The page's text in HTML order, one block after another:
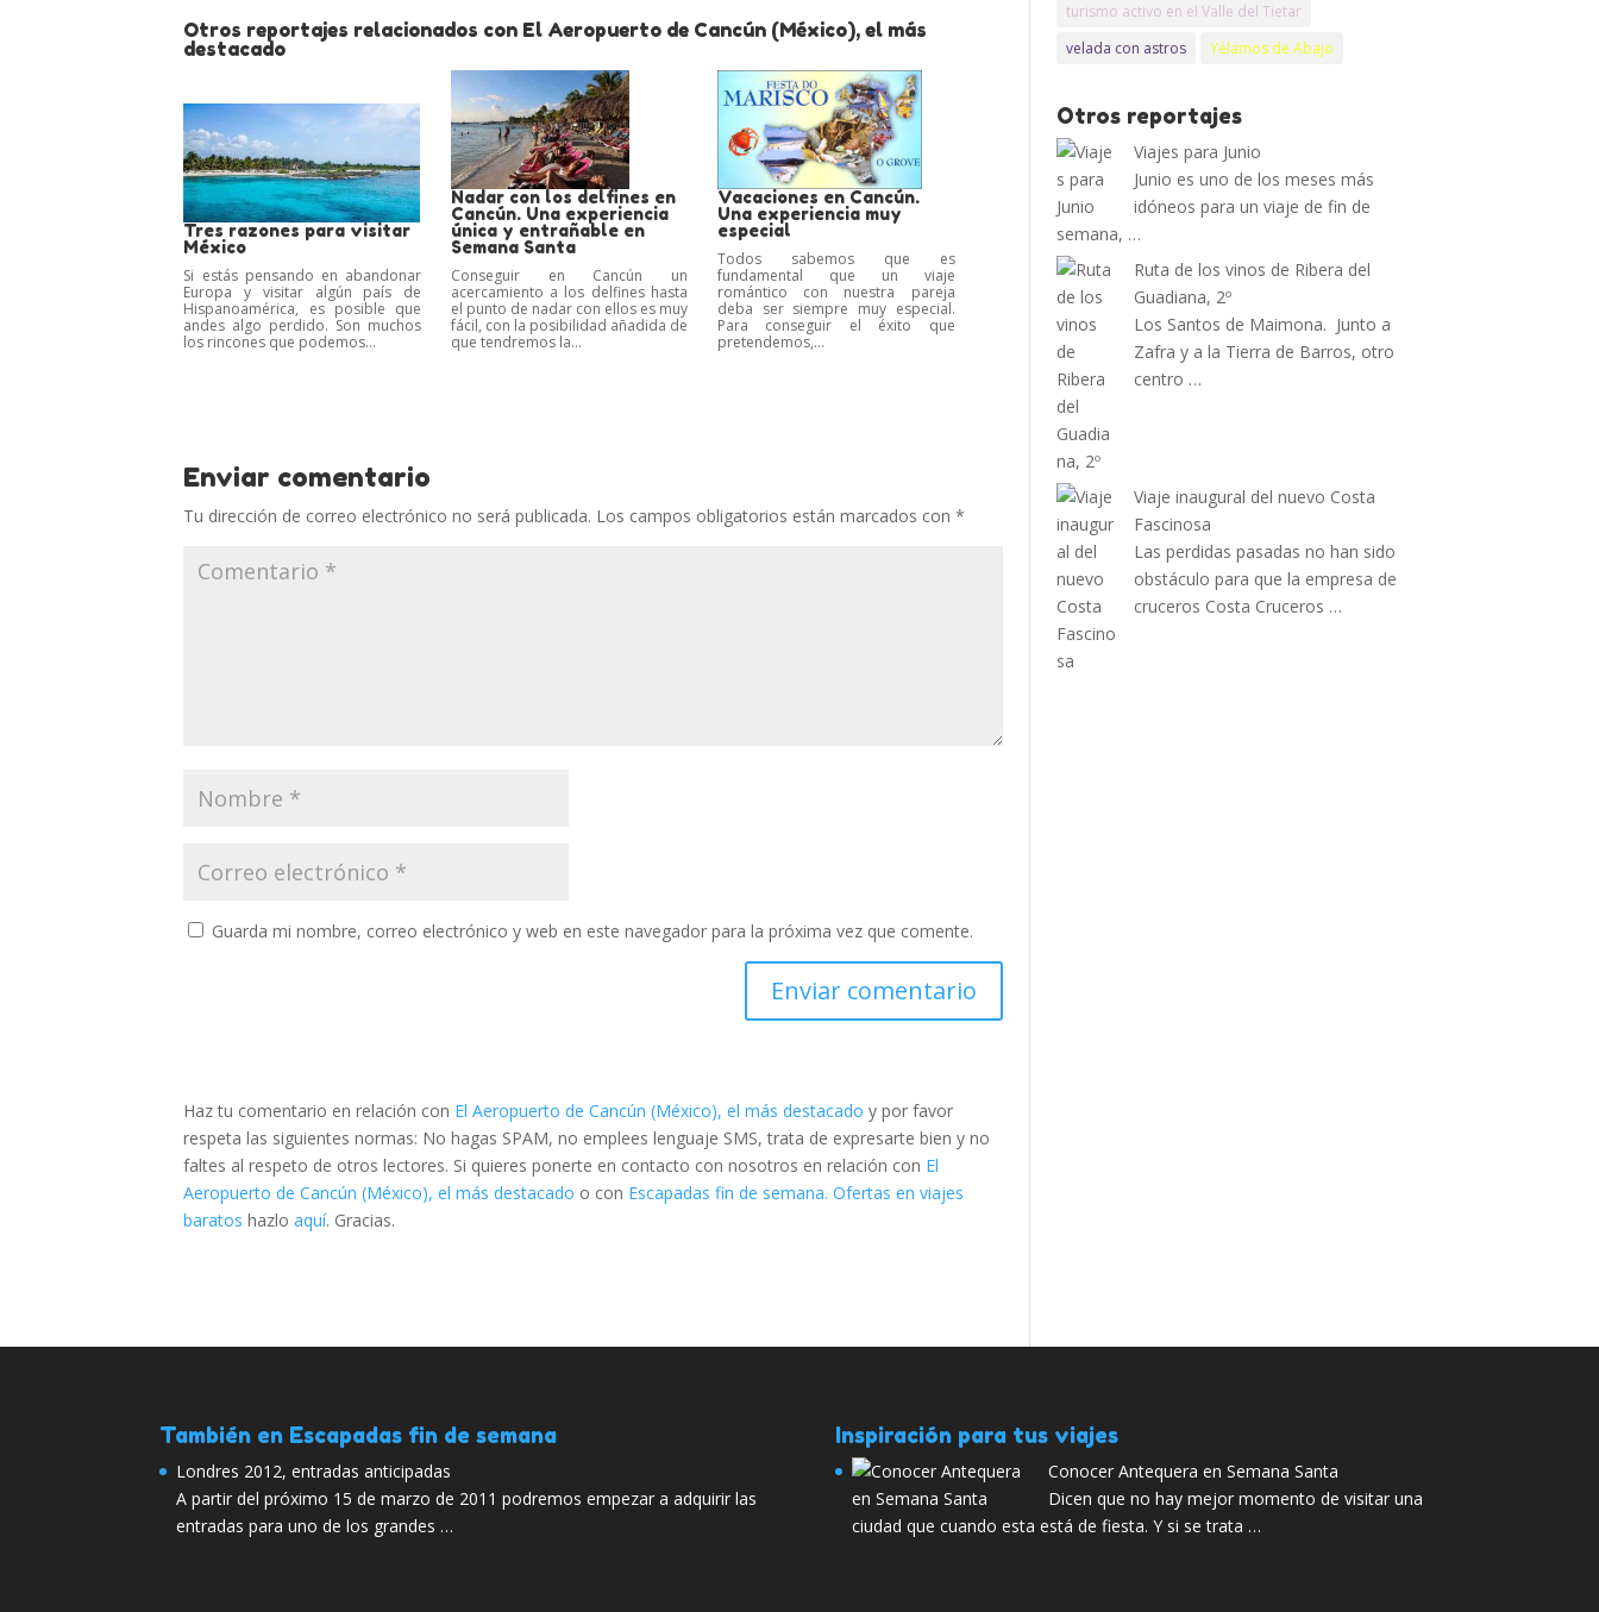
Otros reportajes relacionados con El Aeropuerto de Cancún (México), el más
destacado
Tres razones para visitar
México
Si estás pensando en abandonar
Europa y visitar algún país de
Hispanoamérica, es posible que
andes algo perdido. Son muchos
los rincones que podemos...
Nadar con los delfines en
Cancún. Una experiencia
única y entrañable en
Semana Santa
Conseguir en Cancún un
acercamiento a los delfines hasta
el punto de nadar con ellos es muy
fácil, con la posibilidad añadida de
que tendremos la...
Vacaciones en Cancún.
Una experiencia muy
especial
Todos sabemos que es
fundamental que un viaje
romántico con nuestra pareja
deba ser siempre muy especial.
Para conseguir el éxito que
pretendemos,...
Enviar comentario
Tu dirección de correo electrónico no será publicada. Los campos obligatorios están marcados con*
Guarda mi nombre, correo electrónico y web en este navegador para la próxima vez que comente.
Haz tu comentario en relación con El Aeropuerto de Cancún (México), el más destacado y por favor
respeta las siguientes normas: No hagas SPAM, no emplees lenguaje SMS, trata de expresarte bien y no
faltes al respeto de otros lectores. Si quieres ponerte en contacto con nosotros en relación con El
Aeropuerto de Cancún (México), el más destacado o con Escapadas fin de semana. Ofertas en viajes
baratos hazloaquí. Gracias.
turismo activo en el Valle del Tietar
velada con astros
Yélamos de Abajo
Otros reportajes
Viajes para Junio
Junio es uno de los meses más
idóneos para un viaje de fin de
semana, …
Ruta de los vinos de Ribera del
Guadiana, 2º
Los Santos de Maimona. Junto a
Zafra y a la Tierra de Barros, otro
centro …
Viaje inaugural del nuevo Costa
Fascinosa
Las perdidas pasadas no han sido
obstáculo para que la empresa de
cruceros Costa Cruceros …
También en Escapadas fin de semana
Londres 2012, entradas anticipadas
A partir del próximo 15 de marzo de 2011 podremos empezar a adquirir las
entradas para uno de los grandes …
Inspiración para tus viajes
Conocer Antequera en Semana Santa
Dicen que no hay mejor momento de visitar una
ciudad que cuando esta está de fiesta. Y si se trata …